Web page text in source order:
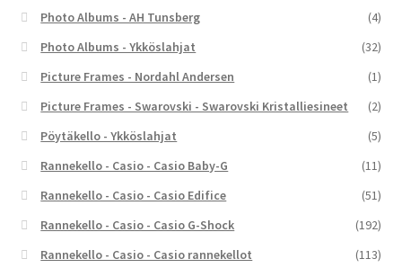
Photo Albums - AH Tunsberg
(4)
Photo Albums - Ykköslahjat
(32)
Picture Frames - Nordahl Andersen
(1)
Picture Frames - Swarovski - Swarovski Kristalliesineet
(2)
Pöytäkello - Ykköslahjat
(5)
Rannekello - Casio - Casio Baby-G
(11)
Rannekello - Casio - Casio Edifice
(51)
Rannekello - Casio - Casio G-Shock
(192)
Rannekello - Casio - Casio rannekellot
(113)